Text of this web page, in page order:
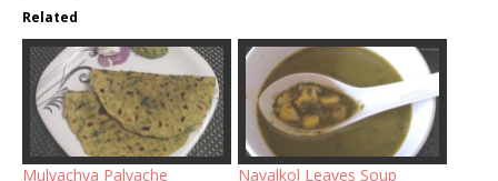
Related
Mulyachya Palyache
Navalkol Leaves Soup